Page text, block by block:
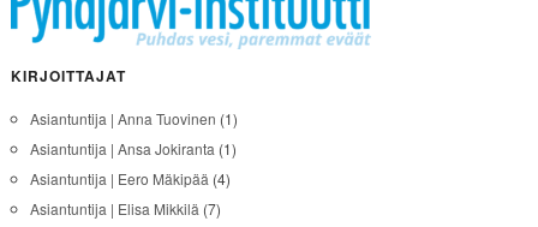
KIRJOITTAJAT
Asiantuntija | Anna Tuovinen (1)
Asiantuntija | Ansa Jokiranta (1)
Asiantuntija | Eero Mäkipää (4)
Asiantuntija | Elisa Mikkilä (7)